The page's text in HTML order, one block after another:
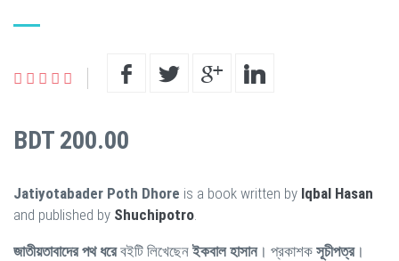
BDT 200.00
Jatiyotabader Poth Dhore is a book written by Iqbal Hasan
and published by Shuchipotro
জাতীয়তাবাদের পথ ধরেবইটি লিখেছেনইকবাল হাসান। প্রকাশক সূচীপত্র।